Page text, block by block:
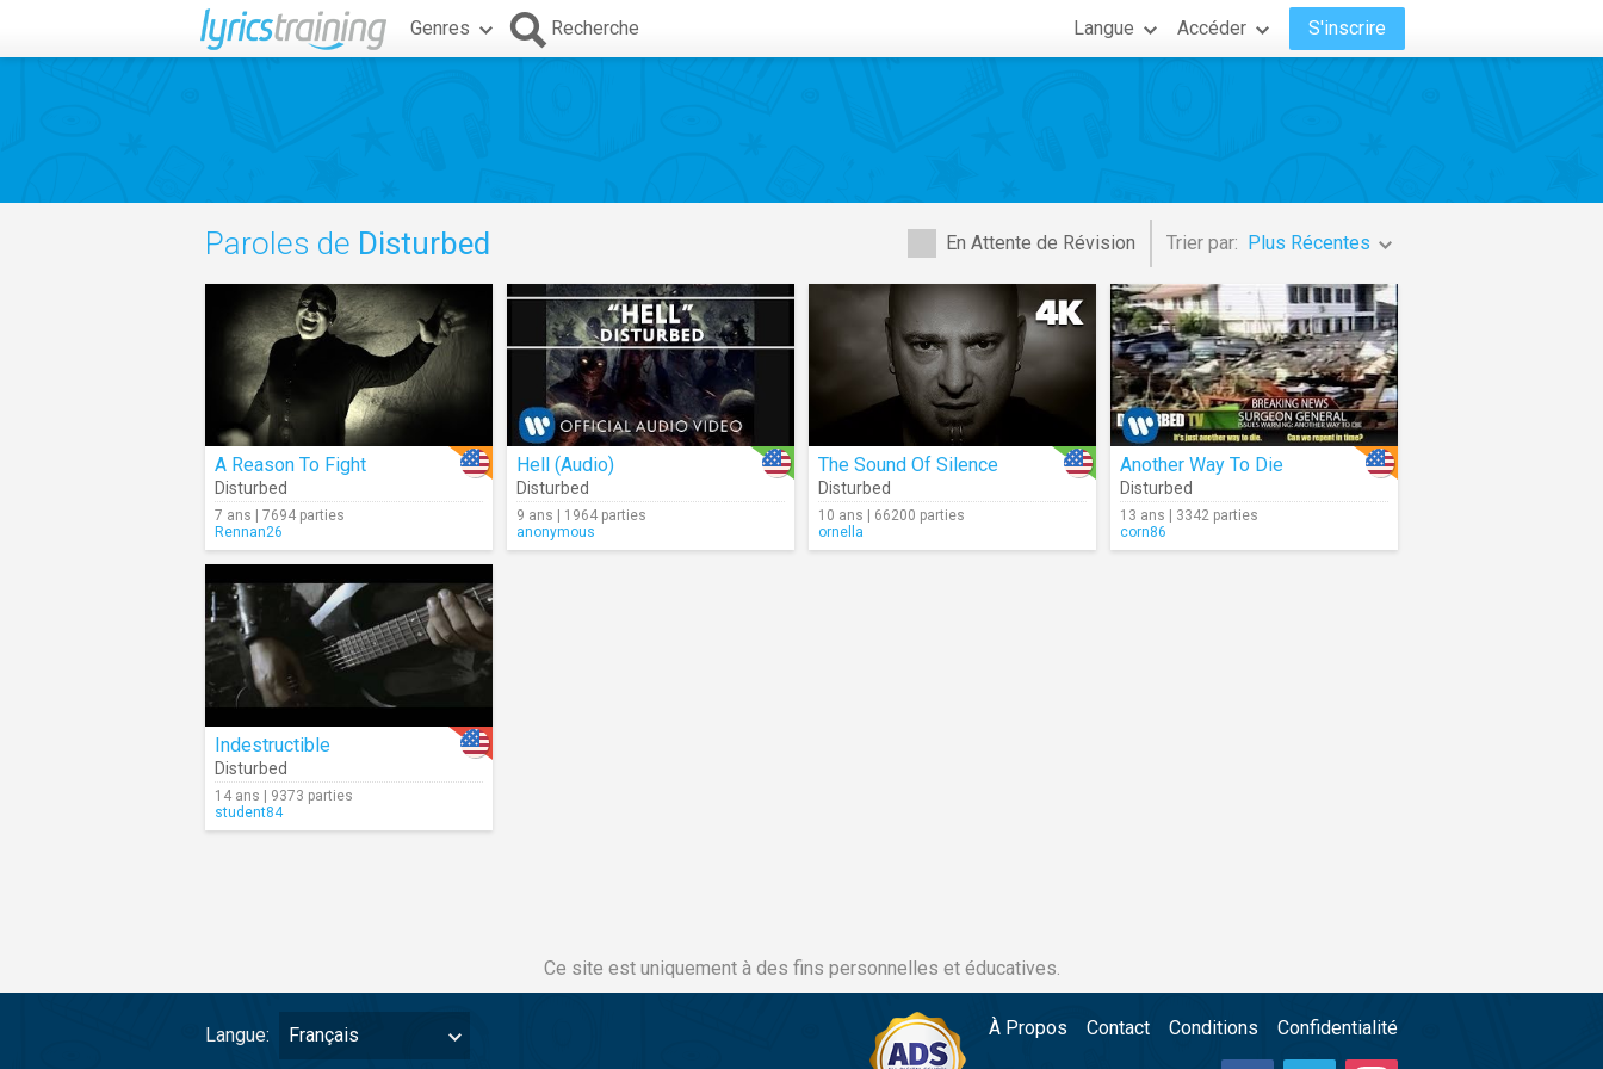
Genres Recherche Langue Accéder S'inscrire
En Attente de Révision Trier par: Plus Récentes
Paroles de Disturbed
A Reason To Fight
Disturbed
7 ans | 7694 parties
Rennan26
Hell (Audio)
Disturbed
9 ans | 1964 parties
anonymous
The Sound Of Silence
Disturbed
10 ans | 66200 parties
ornella
Another Way To Die
Disturbed
13 ans | 3342 parties
corn86
Indestructible
Disturbed
14 ans | 9373 parties
student84
Ce site est uniquement à des fins personnelles et éducatives.
Langue: Français À Propos Contact Conditions Confidentialité